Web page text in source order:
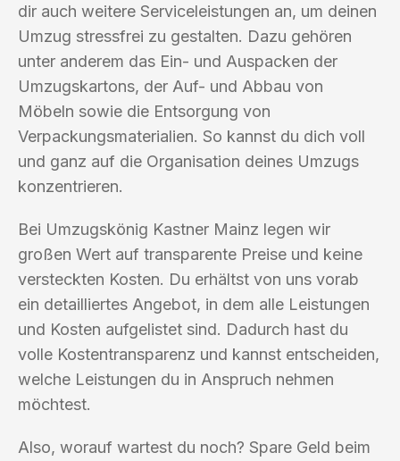
dir auch weitere Serviceleistungen an, um deinen
Umzug stressfrei zu gestalten. Dazu gehören
unter anderem das Ein- und Auspacken der
Umzugskartons, der Auf- und Abbau von
Möbeln sowie die Entsorgung von
Verpackungsmaterialien. So kannst du dich voll
und ganz auf die Organisation deines Umzugs
konzentrieren.
Bei Umzugskönig Kastner Mainz legen wir
großen Wert auf transparente Preise und keine
versteckten Kosten. Du erhältst von uns vorab
ein detailliertes Angebot, in dem alle Leistungen
und Kosten aufgelistet sind. Dadurch hast du
volle Kostentransparenz und kannst entscheiden,
welche Leistungen du in Anspruch nehmen
möchtest.
Also, worauf wartest du noch? Spare Geld beim